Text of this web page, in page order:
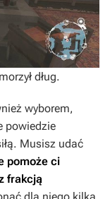
dług.
wyborem,
powiedzie
Musisz udać
pomoże ci
frakcją